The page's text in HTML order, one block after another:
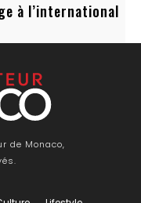
à l’international
de Monaco,